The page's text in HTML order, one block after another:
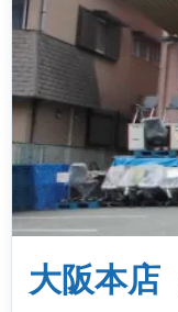
大阪本店